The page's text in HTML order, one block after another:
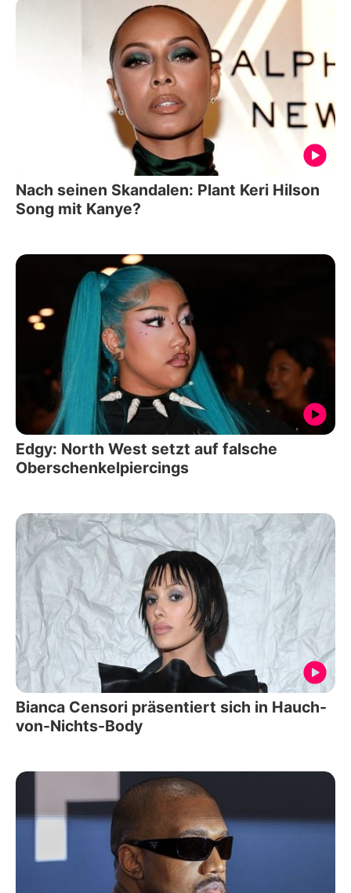
Nach seinen Skandalen: Plant Keri Hilson
Song mit Kanye?
Edgy: North West setzt auf falsche
Oberschenkelpiercings
Bianca Censori präsentiert sich in Hauch-
von-Nichts-Body